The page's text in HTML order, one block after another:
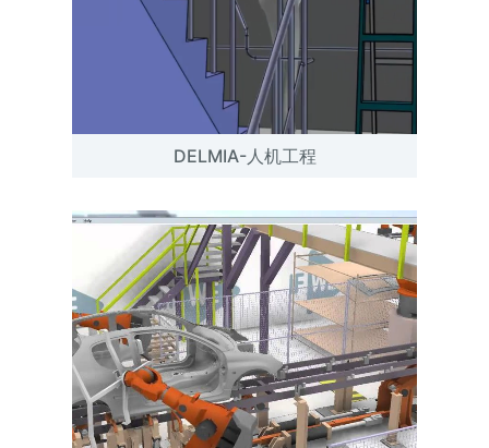
DELMIA-人机工程